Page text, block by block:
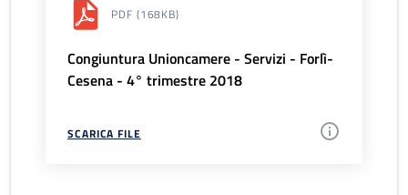
PDF (168KB)
Congiuntura Unioncamere - Servizi - Forlì-
Cesena - 4° trimestre 2018
SCARICA FILE